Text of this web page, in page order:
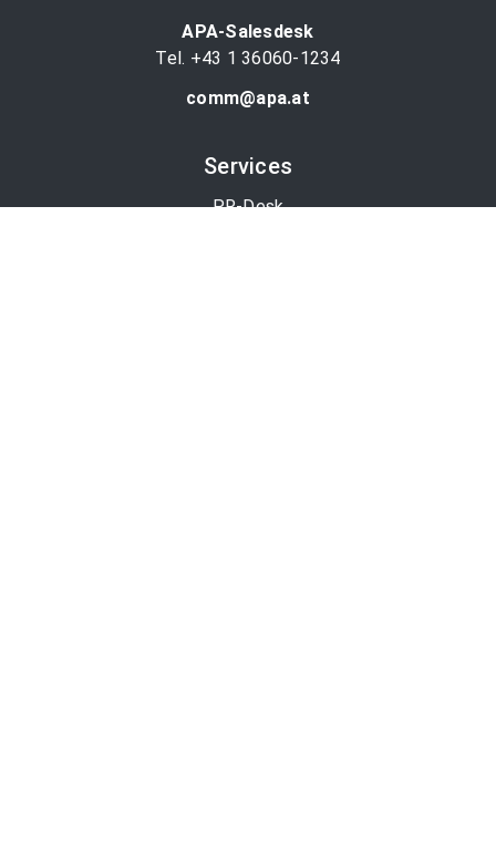
APA-Salesdesk
Tel. +43 1 36060-1234
comm@apa.at
Services
PR-Desk